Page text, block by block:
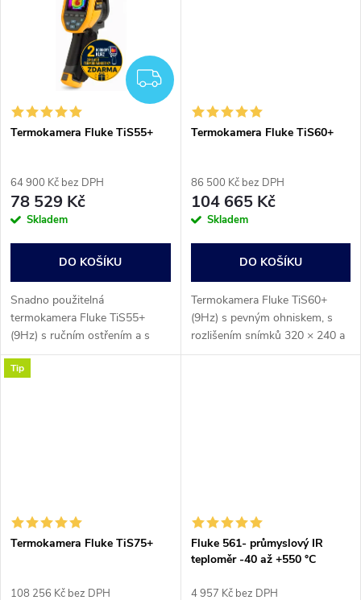
ZDARMA
Termokamera Fluke TiS55+
64 900 Kč bez DPH
78 529 Kč
Skladem
DO KOŠÍKU
Snadno použitelná
termokamera Fluke TiS55+
(9Hz) s ručním ostřením a s
vysokým rozlišením snímků
256 × 192 umožňuje rychle
Termokamera Fluke TiS60+
86 500 Kč bez DPH
104 665 Kč
Skladem
DO KOŠÍKU
Termokamera Fluke TiS60+
(9Hz) s pevným ohniskem, s
rozlišením snímků 320 × 240 a
s funkcí přesného prolínání
Tip
Termokamera Fluke TiS75+
108 256 Kč bez DPH
Fluke 561- průmyslový IR
teploměr -40 až +550 °C
4 957 Kč bez DPH